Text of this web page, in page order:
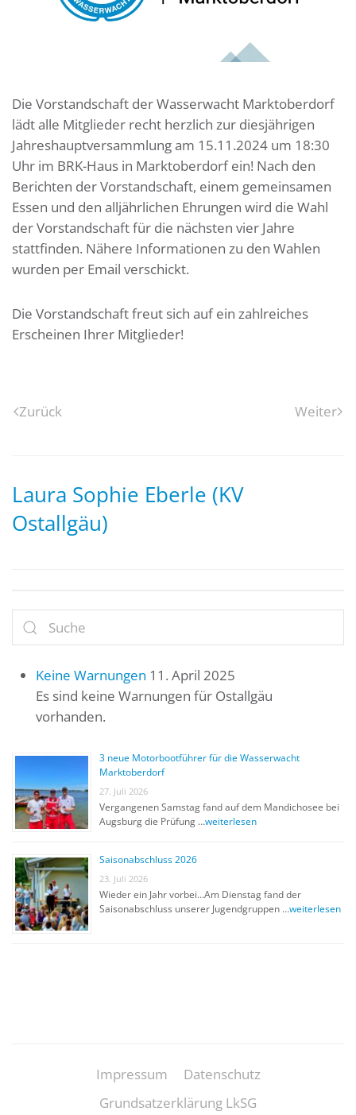
Die Vorstandschaft der Wasserwacht Marktoberdorf
lädt alle Mitglieder recht herzlich zur diesjährigen
Jahreshauptversammlung am 15.11.2024 um 18:30
Uhr im BRK-Haus in Marktoberdorf ein! Nach den
Berichten der Vorstandschaft, einem gemeinsamen
Essen und den alljährlichen Ehrungen wird die Wahl
der Vorstandschaft für die nächsten vier Jahre
stattfinden. Nähere Informationen zu den Wahlen
wurden per Email verschickt.
Die Vorstandschaft freut sich auf ein zahlreiches
Erscheinen Ihrer Mitglieder!
Zurück Weiter
Laura Sophie Eberle (KV
Ostallgäu)
Keine Warnungen 11. April 2025
Es sind keine Warnungen für Ostallgäu
vorhanden.
3 neue Motorbootführer für die Wasserwacht
Marktoberdorf
27. Juli 2026
Vergangenen Samstag fand auf dem Mandichosee bei
Augsburg die Prüfung …weiterlesen
Saisonabschluss 2026
23. Juli 2026
Wieder ein Jahr vorbei…Am Dienstag fand der
Saisonabschluss unserer Jugendgruppen …weiterlesen
Impressum
Datenschutz
Grundsatzerklärung LkSG